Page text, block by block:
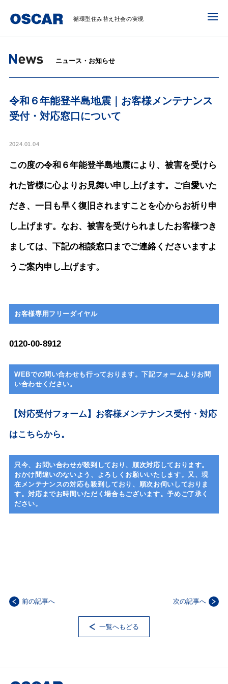
循環型住み替え社会の実現
ニュース・お知らせ
令和６年能登半島地震｜お客様メンテナンス
受付・対応窓口について
2024.01.04
この度の令和６年能登半島地震により、被害を受けら
れた皆様に心よりお見舞い申し上げます。ご自愛いた
だき、一日も早く復旧されますことを心からお祈り申
し上げます。なお、被害を受けられましたお客様つき
ましては、下記の相談窓口までご連絡くださいますよ
うご案内申し上げます。
お客様専用フリーダイヤル
0120-00-8912
WEBでの問い合わせも行っております。下記フォームよりお問
い合わせください。
【対応受付フォーム】お客様メンテナンス受付・対応
はこちらから。
只今、お問い合わせが殺到しており、順次対応しております。
おかけ間違いのないよう、よろしくお願いいたします。又、現
在メンテナンスの対応も殺到しており、順次お伺いしておりま
す。対応までお時間いただく場合もございます。予めご了承く
ださい。
前の記事へ 次の記事へ
一覧へもどる